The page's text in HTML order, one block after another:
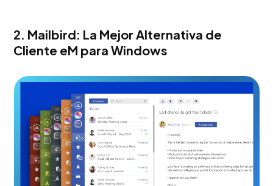
2. Mailbird: La Mejor Alternativa de
Cliente eM para Windows